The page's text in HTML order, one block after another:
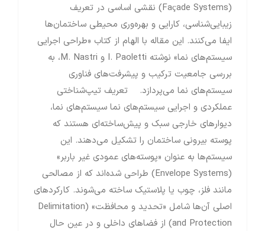
(Façade Systems) نقشی اساسی در تعریف
زیبایی‌شناسی، کارایی و بهره‌وری محیطی ساختمان‌ها
ایفا می‌کنند. این مقاله با الهام از کتاب «طراحی اجرایی
سیستم‌های نما» نوشته I. Paoletti و M. Nastri، به
بررسی جامعیت ترکیب و پیشرفت‌های فناوری
سیستم‌های نما می‌پردازد. تعریف تیپ‌شناختی
عملکردی و اجرایی سیستم‌های نما سیستم‌های نما،
دیوارهای خارجی سبک و پیش‌ساخته‌ای هستند که
پوسته بیرونی ساختمان را تشکیل می‌دهند. این
سیستم‌ها به عنوان «پوسته‌های عمودی غیر باربر»
(Envelope Systems) طراحی شده‌اند که از مصالحی
مانند فلز، چوب یا پلاستیک ساخته می‌شوند. کارکردهای
اصلی آن‌ها شامل «تحدید و محافظت» (Delimitation
and Protection) از فضاهای داخلی و در عین حال